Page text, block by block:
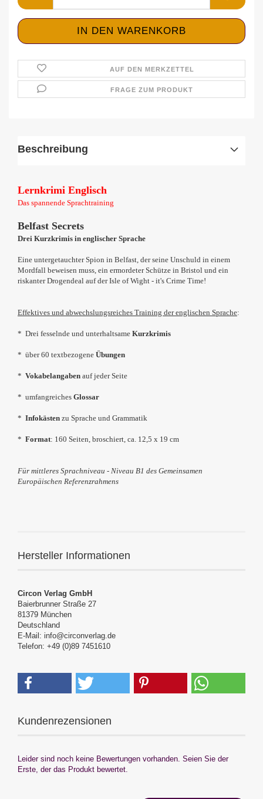
AUF DEN MERKZETTEL
FRAGE ZUM PRODUKT
Beschreibung
Lernkrimi Englisch
Das spannende Sprachtraining
Belfast Secrets
Drei Kurzkrimis in englischer Sprache
Eine untergetauchter Spion in Belfast, der seine Unschuld in einem
Mordfall beweisen muss, ein ermordeter Schütze in Bristol und ein
riskanter Drogendeal auf der Isle of Wight - it's Crime Time!
Effektives und abwechslungsreiches Training der englischen Sprache:
* Drei fesselnde und unterhaltsame Kurzkrimis
* über 60 textbezogene Übungen
* Vokabelangaben auf jeder Seite
* umfangreiches Glossar
* Infokästen zu Sprache und Grammatik
* Format: 160 Seiten, broschiert, ca. 12,5 x 19 cm
Für mittleres Sprachniveau - Niveau B1 des Gemeinsamen
Europäischen Referenzrahmens
Hersteller Informationen
Circon Verlag GmbH
Baierbrunner Straße 27
81379 München
Deutschland
E-Mail: info@circonverlag.de
Telefon: +49 (0)89 7451610
Kundenrezensionen
Leider sind noch keine Bewertungen vorhanden. Seien Sie der
Erste, der das Produkt bewertet.